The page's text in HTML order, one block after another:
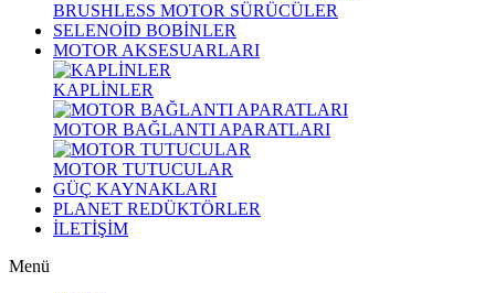
BRUSHLESS MOTOR SÜRÜCÜLER
SELENOİD BOBİNLER
MOTOR AKSESUARLARI
KAPLİNLER
MOTOR BAĞLANTI APARATLARI
MOTOR TUTUCULAR
GÜÇ KAYNAKLARI
PLANET REDÜKTÖRLER
İLETİŞİM
Menü